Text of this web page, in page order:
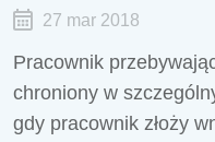
27 mar 2018
Pracownik
chroniony w
gdy pracownik złoży